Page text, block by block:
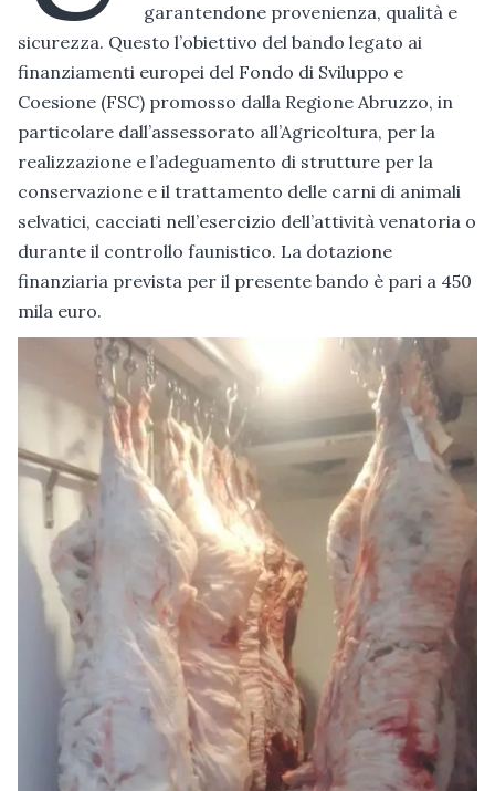
garantendone provenienza, qualità e
sicurezza. Questo l’obiettivo del bando legato ai
finanziamenti europei del Fondo di Sviluppo e
Coesione (FSC) promosso dalla Regione Abruzzo, in
particolare dall’assessorato all’Agricoltura, per la
realizzazione e l’adeguamento di strutture per la
conservazione e il trattamento delle carni di animali
selvatici, cacciati nell’esercizio dell’attività venatoria o
durante il controllo faunistico. La dotazione
finanziaria prevista per il presente bando è pari a 450
mila euro.